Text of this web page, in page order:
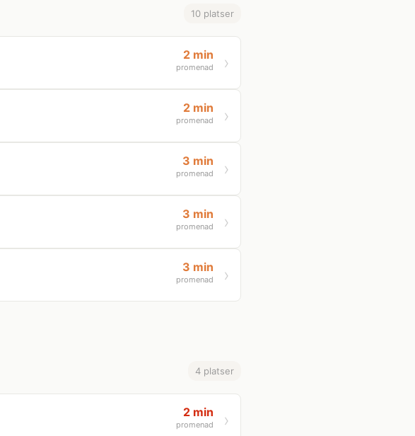
10 platser
2 min
promenad
2 min
promenad
3 min
promenad
3 min
promenad
3 min
promenad
4 platser
2 min
promenad